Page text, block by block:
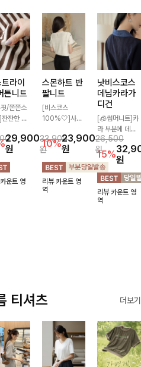
라이
튼니트
/쫀쫀소
잔한 스
인트가
캐주얼하
세련된
연출해주
- 가볍고
운 착용감
29,900
원
33,900
원
운트 영
스몬하트 반
팔니트
[비스코스
100%🤍]사랑
수와 은은한 펀
칭 짜임이 만나
로맨틱한 무드를
더해주는 반팔
니트-가볍고 통
기성 좋은 니트
10%23,900
원
26,500
원
리뷰 카운트 영
역
낫비스코스
데님카라가
디건
[🧊썸머니트]카
라 부분에 데님
배색으로 레이어
드한 듯한 느낌
을 주며 비스코
스 혼방 소재로
시원쾌적하게 즐
길 수 있는 가디
건이에요~!
15%원
리뷰 카운트 영
역
티셔츠 더보기